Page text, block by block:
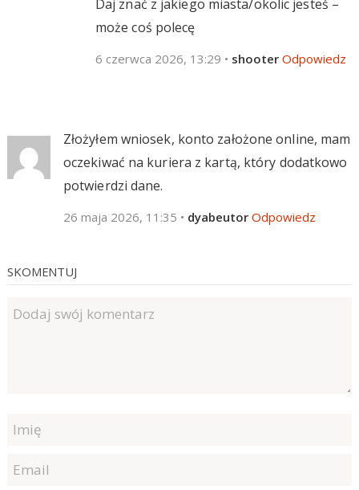
Daj znać z jakiego miasta/okolic jesteś –
może coś polecę
6 czerwca 2026, 13:29 • shooter Odpowiedz
Złożyłem wniosek, konto założone online, mam
oczekiwać na kuriera z kartą, który dodatkowo
potwierdzi dane.
26 maja 2026, 11:35 • dyabeutor Odpowiedz
SKOMENTUJ